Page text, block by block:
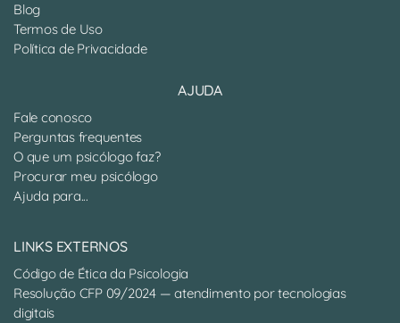
Blog
Termos de Uso
Política de Privacidade
AJUDA
Fale conosco
Perguntas frequentes
O que um psicólogo faz?
Procurar meu psicólogo
Ajuda para...
LINKS EXTERNOS
Código de Ética da Psicologia
Resolução CFP 09/2024 — atendimento por tecnologias
digitais